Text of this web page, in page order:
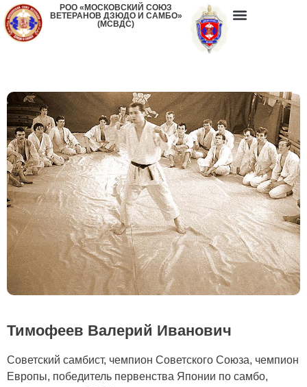
РОО «МОСКОВСКИЙ СОЮЗ
ВЕТЕРАНОВ ДЗЮДО И САМБО»
(МСВДС)
Тимофеев Валерий Иванович
Советский самбист, чемпион Cоветского Союза, чемпион
Европы, победитель первенства Японии по самбо,